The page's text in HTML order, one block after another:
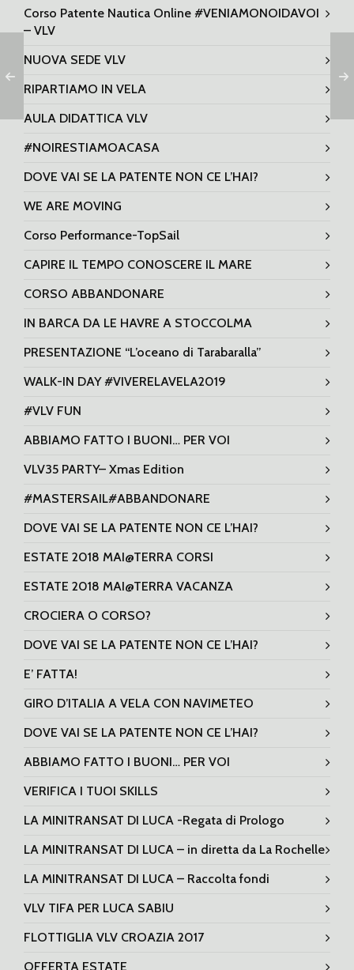
Corso Patente Nautica Online #VENIAMONOIDAVOI
– VLV
NUOVA SEDE VLV
RIPARTIAMO IN VELA
AULA DIDATTICA VLV
#NOIRESTIAMOACASA
DOVE VAI SE LA PATENTE NON CE L’HAI?
WE ARE MOVING
Corso Performance-TopSail
CAPIRE IL TEMPO CONOSCERE IL MARE
CORSO ABBANDONARE
IN BARCA DA LE HAVRE A STOCCOLMA
PRESENTAZIONE “L’oceano di Tarabaralla”
WALK-IN DAY #VIVERELAVELA2019
#VLV FUN
ABBIAMO FATTO I BUONI… PER VOI
VLV35 PARTY– Xmas Edition
#MASTERSAIL#ABBANDONARE
DOVE VAI SE LA PATENTE NON CE L’HAI?
ESTATE 2018 MAI@TERRA CORSI
ESTATE 2018 MAI@TERRA VACANZA
CROCIERA O CORSO?
DOVE VAI SE LA PATENTE NON CE L’HAI?
E’ FATTA!
GIRO D’ITALIA A VELA CON NAVIMETEO
DOVE VAI SE LA PATENTE NON CE L’HAI?
ABBIAMO FATTO I BUONI… PER VOI
VERIFICA I TUOI SKILLS
LA MINITRANSAT DI LUCA -Regata di Prologo
LA MINITRANSAT DI LUCA – in diretta da La Rochelle
LA MINITRANSAT DI LUCA – Raccolta fondi
VLV TIFA PER LUCA SABIU
FLOTTIGLIA VLV CROAZIA 2017
OFFERTA ESTATE